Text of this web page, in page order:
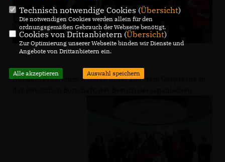
Auf dem Programm standen unter anderem Gespräche in
Technisch notwendige Cookies (Übersicht)
Die notwendigen Cookies werden allein für den
ordnungsgemäßen Gebrauch der Webseite benötigt.
Cookies von Drittanbietern (Übersicht)
Zur Optimierung unserer Webseite binden wir Dienste und
Angebote von Drittanbietern ein.
Alle akzeptieren Auswahl speichern